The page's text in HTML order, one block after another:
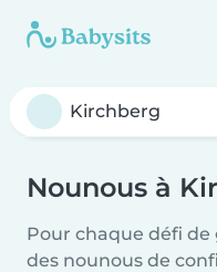
Nounous à
Pour chaque défi
des nounous de